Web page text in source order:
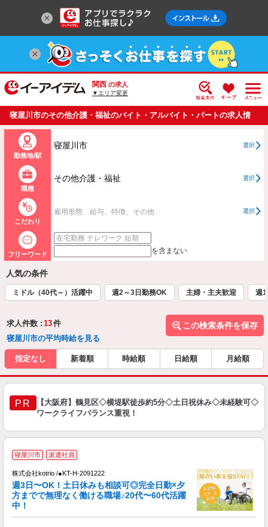
関西 の求人
▼エリア変更
寝屋川市のその他介護・福祉のバイト・アルバイト・パートの求人情
報一覧
勤務地/駅
寝屋川市 選択
職種
その他介護・福祉 選択
こだわり
雇用形態、給与、特徴、その他 選択
フリーワード を含まない
人気の条件
ミドル（40代～）活躍中 週2～3日勤務OK 主婦・主夫歓迎 週
求人件数 : 13件
寝屋川市の平均時給を見る
この検索条件を保存
指定なし 新着順 時給順 日給順 月給順
PR
【大阪府】鶴見区◇横堤駅徒歩約5分◇土日祝休み◇未経験可◇
ワークライフバランス重視！
寝屋川市 派遣社員
株式会社kotrio /●KT-H-2091222
週3日〜OK！土日休みも相談可◎完全日勤×夕
方までで無理なく働ける職場♪20代〜60代活躍
中！